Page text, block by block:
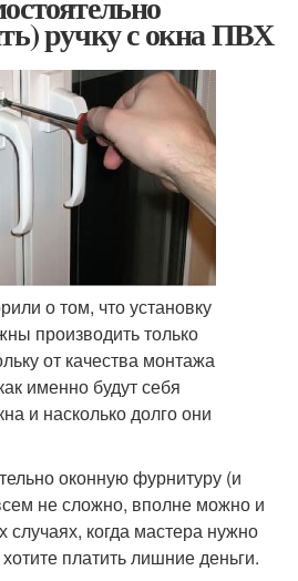
ручку с окна ПВХ
о том, что установку
производить только
от качества монтажа
именно будут себя
и насколько долго они
оконную фурнитуру (и
не сложно, вполне можно и
случаях, когда мастера нужно
платить лишние деньги.